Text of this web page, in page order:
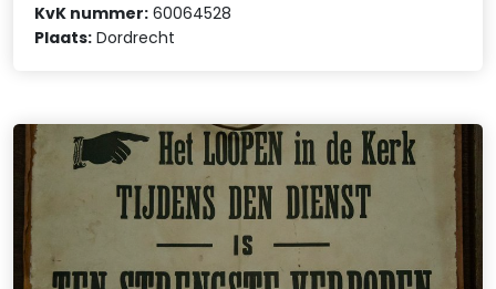
KvK nummer: 60064528
Plaats: Dordrecht